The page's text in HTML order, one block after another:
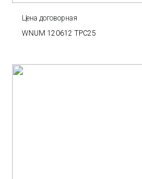
Цена договорная
WNUM 120612 TPC25